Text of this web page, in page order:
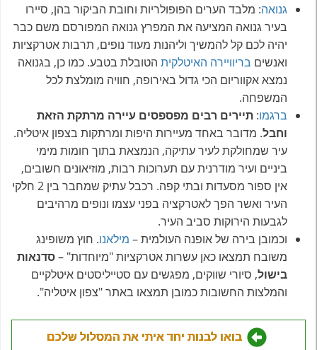
גנואה: מלבד הערים הפופולריות וחובת הביקור בהן, סיירו
בעיר גנואה המציעה את המפרץ גנואה המפורסם משם כבר
יהיה לכם קל להמשיך וליהנות מעוד נופים, תרבות אטרקציות
ואנשים בריוויירה האיטלקית הטובלת בטבע. כמו כן, בגנואה
נמצא אקווריום הכי גדול באירופה, חוויה מומלצת לכל
המשפחה.
ברגמו: תיירים רבים מפספסים עיירה מרתקת הזאת
וחבל. מדובר באחד מעיירות היפות ומרתקות בצפון איטליה.
עיר שמחולקת לעיר עתיקה, הנמצאת בתוך חומות מימי
ביניים ועיר מודרנית עם תערוכות רבות, מוזיאונים חשובים,
אין ספור מסעדות ובתי קפה. רכבל עתיק שמחבר בין 2 חלקי
העיר ואשר הפך לאטרקציה בפני עצמו ונופים מרהיבים
לגבעות הירוקות סביב העיר.
וכמובן בירה של אופנה העולמית – מילאנו. חוץ משופינג
משובח תמצאו כאן עשרות אטרקציות "מיוחדות" –סדנאות
בישול, סיורי שווקים, מפגשים עם סטייליסטים איטלקיים
והמלצות החשובות כמובן תמצאו באתר "צפון איטליה".
בואו לבנות יחד איתי את המסלול שלכם